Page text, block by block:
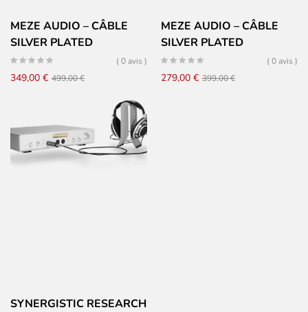
MEZE AUDIO – CÂBLE
SILVER PLATED
UPGRADE 2,5m
EMPYREAN & ELITE –
plaqué Argent tressé –
Asymétrique – Jack 6,3mm
( 0 avis )
499,00€Le
était :
499,00 €.
349,00 €
Le
est :
349,00 €.
MEZE AUDIO – CÂBLE
SILVER PLATED
UPGRADE 1,3m
EMPYREAN & ELITE –
( 0 avis )
399,00€Le
279,00 €
Le
SYNERGISTIC RESEARCH